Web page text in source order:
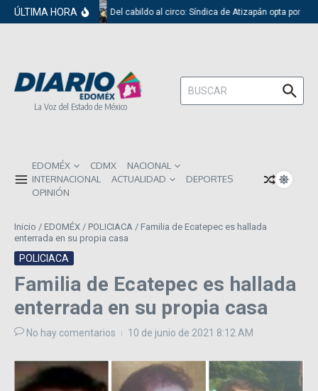
Saltar al contenido
ÚLTIMA HORA Del cabildo al circo: Síndica de Atizapán opta por el
La Voz del Estado de México
Buscar:
EDOMÉX CDMX
NACIONAL
INTERNACIONAL
ACTUALIDAD
DEPORTES
OPINIÓN
Inicio / EDOMÉX / POLICIACA / Familia de Ecatepec es hallada
enterrada en su propia casa
POLICIACA
Familia de Ecatepec es hallada
enterrada en su propia casa
No hay comentarios 10 de junio de 2021 8:12 AM